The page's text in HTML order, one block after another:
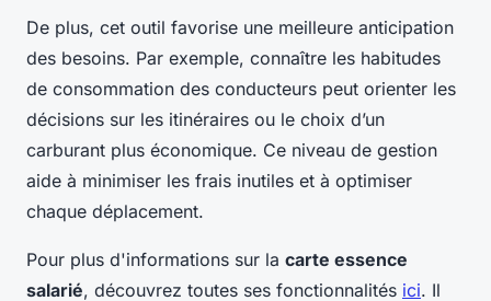
De plus, cet outil favorise une meilleure anticipation
des besoins. Par exemple, connaître les habitudes
de consommation des conducteurs peut orienter les
décisions sur les itinéraires ou le choix d’un
carburant plus économique. Ce niveau de gestion
aide à minimiser les frais inutiles et à optimiser
chaque déplacement.
Pour plus d'informations sur la carte essence
salarié, découvrez toutes ses fonctionnalités ici. Il